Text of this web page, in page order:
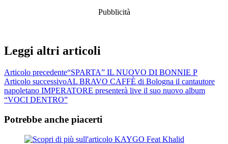
Pubblicità
Leggi altri articoli
Articolo precedente“SPARTA” IL NUOVO DI BONNIE P
Articolo successivoAL BRAVO CAFFÈ di Bologna il cantautore
napoletano IMPERATORE presenterà live il suo nuovo album
“VOCI DENTRO”
Potrebbe anche piacerti